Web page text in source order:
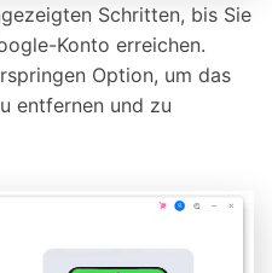
Schritten, bis Sie
Konto erreichen.
Option, um das
entfernen und zu